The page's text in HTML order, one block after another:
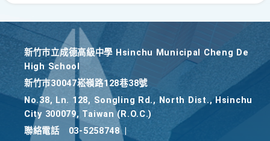
新竹巿立成德高級中學 Hsinchu Municipal Cheng De
High School
新竹巿30047崧嶺路128巷38號
No.38, Ln. 128, Songling Rd., North Dist., Hsinchu
City 300079, Taiwan (R.O.C.)
聯絡電話
03-5258748